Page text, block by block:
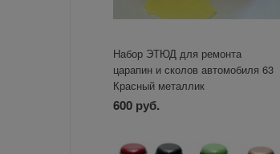
Набор ЭТЮД для ремонта
царапин и сколов автомобиля 63
Красный металлик
600 руб.